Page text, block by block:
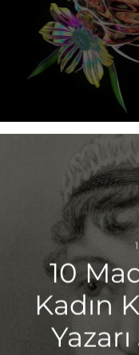
10
Kadın